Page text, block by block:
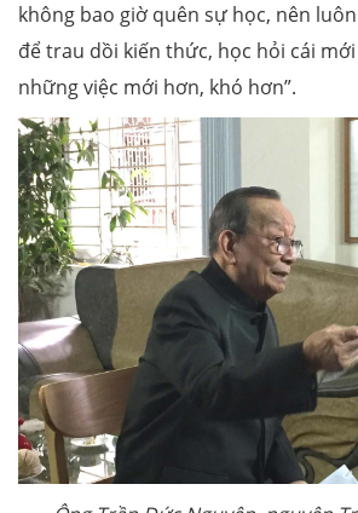
không bao giờ quên sự học, nên
để trau dồi kiến thức, học hỏi cái
những việc mới hơn, khó hơn”.